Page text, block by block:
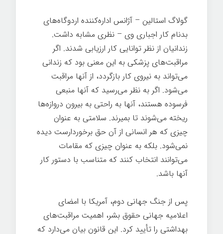
گولاگ استالین – آژانس اداره‌کننده اردوگاه‌های
بدنام کار اجباری وی – نظری مشابه داشت.
زندانیان از نظر توانایی کار ارزیابی شدند. اگر
مراقبت‌های پزشکی به این معنی بود که زندانی
می‌تواند به نیروی کار بازگردد، از آنها مراقبت
می‌شود. اگر به نظر می‌رسید که آنها منبعی
فرسوده هستند، آنها به راحتی به بیرون دروازه‌ها
ریخته می‌شوند تا بمیرند. سلامتی به عنوان
چیزی که هر انسانی از آن حق برخوردارست دیده
نمی‌شود. بلکه به عنوان چیزی که مقامات
می‌توانند انتخاب کنند که متناسب با دستور کار
آنها باشد.
پس از جنگ جهانی دوم، آمریکا با امضای
اعلامیه جهانی حقوق بشر، اهمیت مراقبت‌های
بهداشتی را تأیید کرد. این قانون بیان می‌دارد که